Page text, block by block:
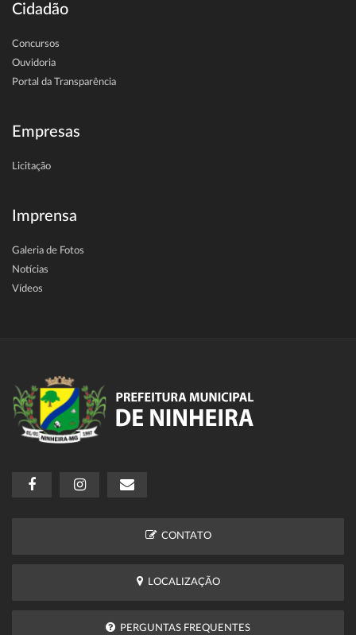
Cidadão
Concursos
Ouvidoria
Portal da Transparência
Empresas
Licitação
Imprensa
Galeria de Fotos
Notícias
Vídeos
CONTATO
LOCALIZAÇÃO
PERGUNTAS FREQUENTES